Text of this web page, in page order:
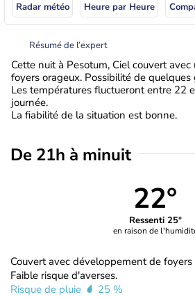
Radar météo Heure par Heure
Résumé de l’expert
Cette nuit à Pesotum, Ciel couvert
foyers orageux. Possibilité de quelques
Les températures fluctueront entre 22
journée.
La fiabilité de la situation est bonne.
De 21h à minuit
22°
Ressenti 25°
en raison de
Couvert avec développement de
Faible risque d'averses.
Risque de pluie
25 %